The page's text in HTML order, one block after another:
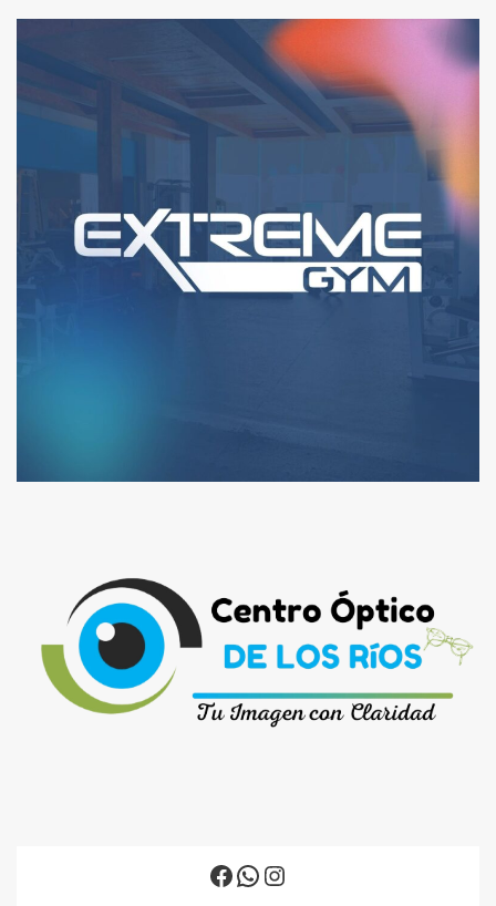
Facebook
WhatsApp
Instagram